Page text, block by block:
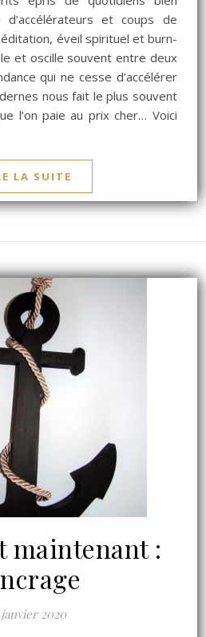
et coups de
éveil spirituel et burn-
et oscille souvent entre deux
qui ne cesse d’accélérer
nous fait le plus souvent
l’on paie au prix cher… Voici
LA SUITE
maintenant :
janvier 2020